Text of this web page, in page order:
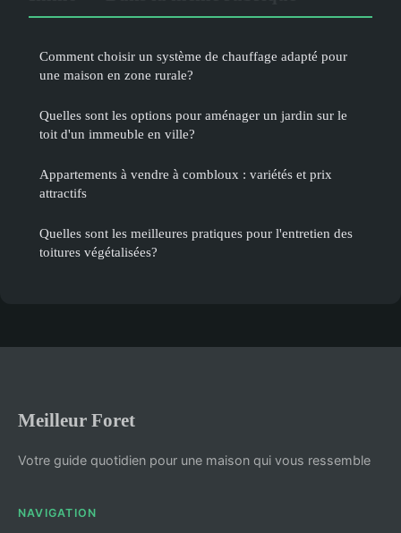
Comment choisir un système de chauffage adapté pour
une maison en zone rurale?
Quelles sont les options pour aménager un jardin sur le
toit d'un immeuble en ville?
Appartements à vendre à combloux : variétés et prix
attractifs
Quelles sont les meilleures pratiques pour l'entretien des
toitures végétalisées?
Meilleur Foret
Votre guide quotidien pour une maison qui vous ressemble
NAVIGATION